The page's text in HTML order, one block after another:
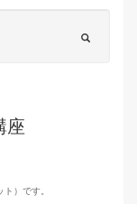
座
）です。